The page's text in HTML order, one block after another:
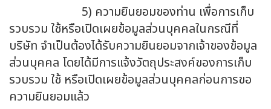
5) ความยินยอมของท่าน เพื่อการเก็บ
รวบรวม ใช้หรือเปิดเผยข้อมูลส่วนบุคคลในกรณีที่
บริษัท จำเป็นต้องได้รับความยินยอมจากเจ้าของข้อมูล
ส่วนบุคคล โดยได้มีการแจ้งวัตถุประสงค์ของการเก็บ
รวบรวม ใช้ หรือเปิดเผยข้อมูลส่วนบุคคลก่อนการขอ
ความยินยอมแล้ว